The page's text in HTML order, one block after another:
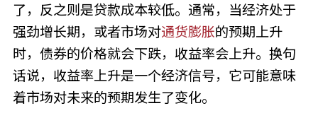
了，反之则是贷款成本较低。通常，当经济处于
强劲增长期，或者市场对通货膨胀的预期上升
时，债券的价格就会下跌，收益率会上升。换句
话说，收益率上升是一个经济信号，它可能意味
着市场对未来的预期发生了变化。